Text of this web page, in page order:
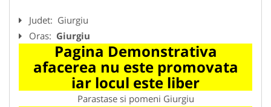
Judet: Giurgiu
Oras: Giurgiu
Pagina Demonstrativa
afacerea nu este promovata
iar locul este liber
Parastase si pomeni Giurgiu